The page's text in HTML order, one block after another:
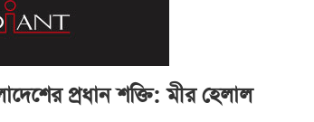
প্রধান শক্তি: মীর হেলাল